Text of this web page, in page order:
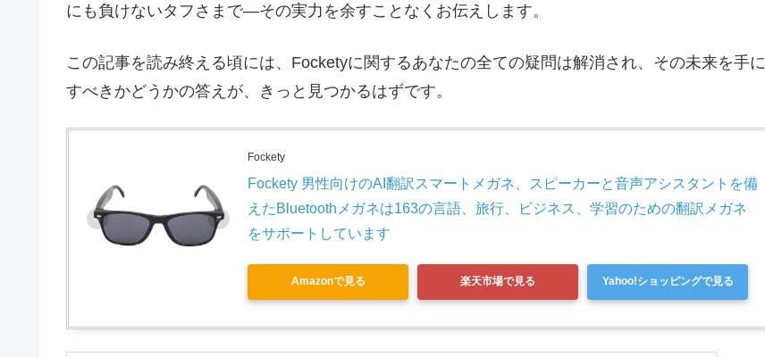
にも負けないタフさまで―その実力を余すことなくお伝えします。
この記事を読み終える頃には、Focketyに関するあなたの全ての疑問は解消され、その未来を手に
すべきかどうかの答えが、きっと見つかるはずです。
Fockety
Fockety 男性向けのAI翻訳スマートメガネ、スピーカーと音声アシスタントを備
えたBluetoothメガネは163の言語、旅行、ビジネス、学習のための翻訳メガネ
をサポートしています
Amazonで見る 楽天市場で見る Yahoo!ショッピングで見る